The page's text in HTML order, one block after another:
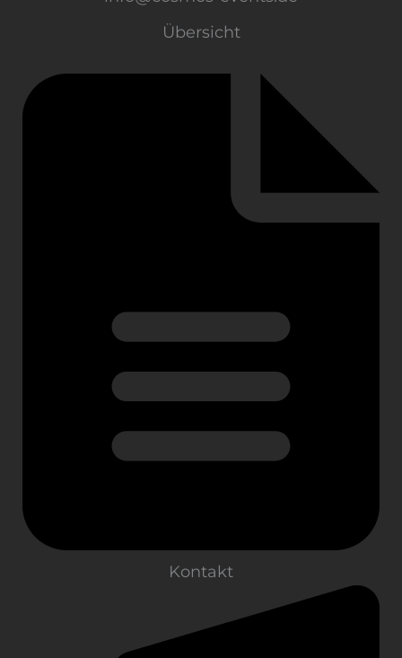
Übersicht
Kontakt